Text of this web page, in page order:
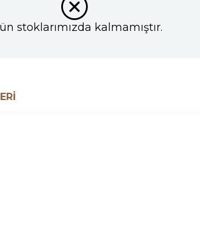
stoklarımızda kalmamıştır.